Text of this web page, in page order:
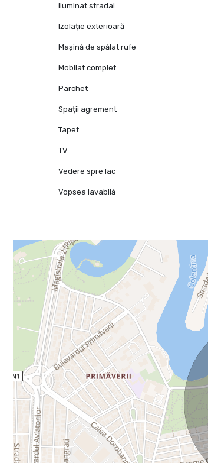
Iluminat stradal
Izolație exterioară
Mașină de spălat rufe
Mobilat complet
Parchet
Spații agrement
Tapet
TV
Vedere spre lac
Vopsea lavabilă